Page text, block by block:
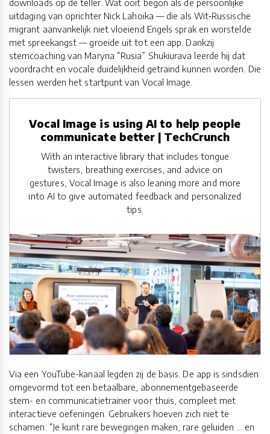
downloads op de teller. Wat ooit begon als de persoonlijke
uitdaging van oprichter Nick Lahoika — die als Wit‑Russische
migrant aanvankelijk niet vloeiend Engels sprak en worstelde
met spreekangst — groeide uit tot een app. Dankzij
stemcoaching van Maryna “Rusia” Shukiurava leerde hij dat
voordracht en vocale duidelijkheid getraind kunnen worden. Die
lessen werden het startpunt van Vocal Image.
Vocal Image is using AI to help people
communicate better | TechCrunch
With an interactive library that includes tongue
twisters, breathing exercises, and advice on
gestures, Vocal Image is also leaning more and more
into AI to give automated feedback and personalized
tips.
Via een YouTube-kanaal legden zij de basis. De app is sindsdien
omgevormd tot een betaalbare, abonnementgebaseerde
stem- en communicatietrainer voor thuis, compleet met
interactieve oefeningen. Gebruikers hoeven zich niet te
schamen: “Je kunt rare bewegingen maken, rare geluiden … en